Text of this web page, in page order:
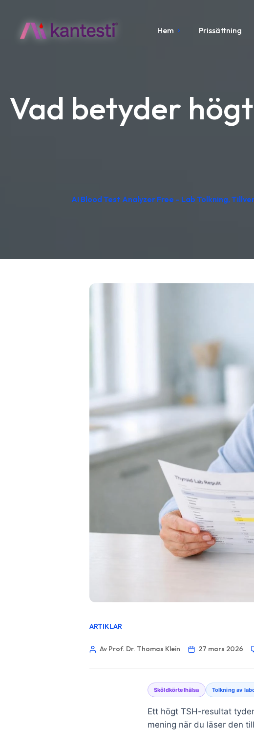
Hem Prissättning
Vad betyder
AI Blood Test Analyzer Free – Lab Tolkning,
ARTIKLAR
Av Prof. Dr. Thomas Klein 27 mars 2026
Sköldkörtelhälsa Tolkning av
Ett högt TSH-resultat
mening när du läser den